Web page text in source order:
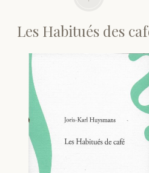
Les Habitués des